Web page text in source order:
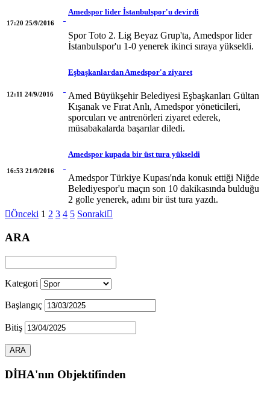
17:20 25/9/2016
Amedspor lider İstanbulspor'u devirdi
Spor Toto 2. Lig Beyaz Grup'ta, Amedspor lider
İstanbulspor'u 1-0 yenerek ikinci sıraya yükseldi.
12:11 24/9/2016
Eşbaşkanlardan Amedspor'a ziyaret
Amed Büyükşehir Belediyesi Eşbaşkanları Gültan
Kışanak ve Fırat Anlı, Amedspor yöneticileri,
sporcuları ve antrenörleri ziyaret ederek,
müsabakalarda başarılar diledi.
16:53 21/9/2016
Amedspor kupada bir üst tura yükseldi
Amedspor Türkiye Kupası'nda konuk ettiği Niğde
Belediyespor'u maçın son 10 dakikasında bulduğu
2 golle yenerek, adını bir üst tura yazdı.
Önceki 1 2 3 4 5 Sonraki
ARA
Kategori
Başlangıç
Bitiş
DİHA'nın Objektifinden